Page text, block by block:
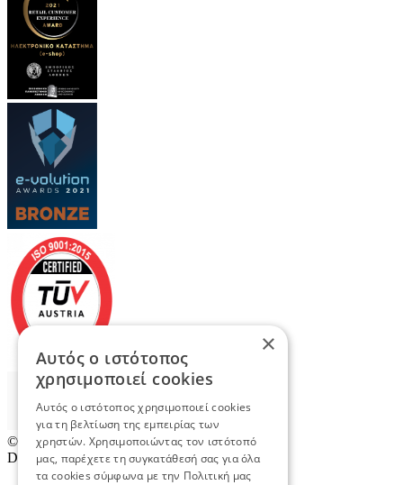
© 2026TradeRetail.gr- All rights reserved
Designed & developed byNETMECHANICS
×
Αυτός ο ιστότοπος
χρησιμοποιεί cookies
Αυτός ο ιστότοπος χρησιμοποιεί cookies
για τη βελτίωση της εμπειρίας των
χρηστών. Χρησιμοποιώντας τον ιστότοπό
μας, παρέχετε τη συγκατάθεσή σας για όλα
τα cookies σύμφωνα με την Πολιτική μας